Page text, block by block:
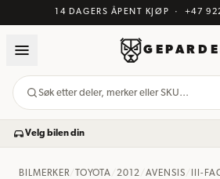
14 DAGERS ÅPENT KJØP · +47
Søk etter deler, merker eller SKU…
Velg bilen din
BILMERKER/ TOYOTA /2012 /AVENSIS III-